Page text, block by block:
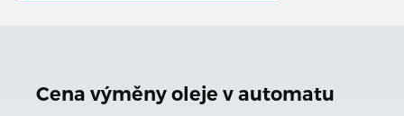
Cena výměny oleje v automatu